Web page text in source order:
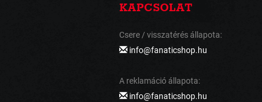
KAPCSOLAT
Csere / visszatérés állapota:
info@fanaticshop.hu
A reklamáció állapota:
info@fanaticshop.hu